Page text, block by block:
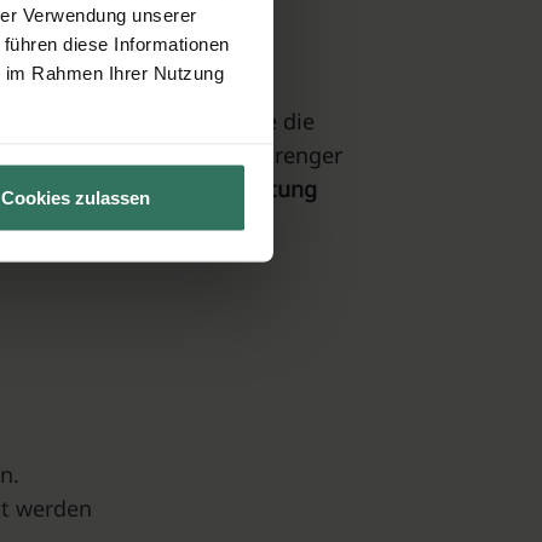
Verwendung unserer
diese Informationen
Rahmen Ihrer Nutzung
Cookies zulassen
Diese unterliegt wie die
in diesem Bereich strenger
AblaufeinerFeuerbestattung
werden